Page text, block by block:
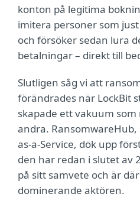
konton på legitima
imitera personer som
och försöker sedan lura
betalningar – direkt till
Slutligen såg vi att
förändrades när LockBit
skapade ett vakuum
andra.
as-a-Service, dök upp
den har redan i slutet av
på sitt samvete och är
dominerande aktören.